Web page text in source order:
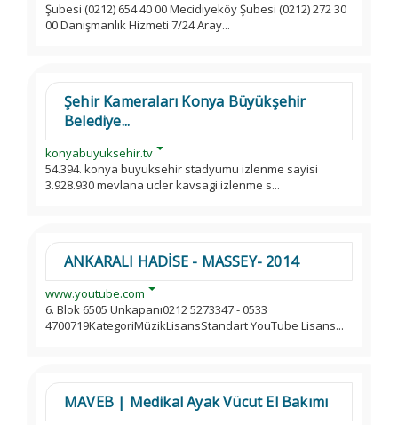
Şubesi (0212) 654 40 00 Mecidiyeköy Şubesi (0212) 272 30
00 Danışmanlık Hizmeti 7/24 Aray...
Şehir Kameraları Konya Büyükşehir
Belediye...
konyabuyuksehir.tv
54.394. konya buyuksehir stadyumu izlenme sayisi
3.928.930 mevlana ucler kavsagi izlenme s...
ANKARALI HADİSE - MASSEY- 2014
www.youtube.com
6. Blok 6505 Unkapanı0212 5273347 - 0533
4700719KategoriMüzikLisansStandart YouTube Lisans...
MAVEB | Medikal Ayak Vücut El Bakımı